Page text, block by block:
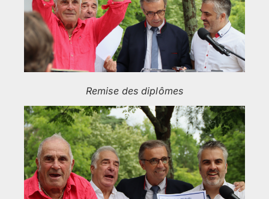
Remise des diplômes